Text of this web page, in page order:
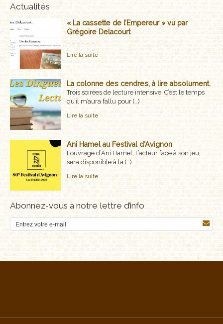
Actualités
« La cassette de l’Empereur » vu par
Grégoire Delacourt
Lire la suite
La colonne des cendres, à lire absolument.
Trois soirées de lecture intensive. C’est le temps
qu’il m’aura fallu pour (…)
Lire la suite
Ani Hamel au Festival d’Avignon
L’ouvrage d’Ani Hamel, L’acteur face à son jeu,
sera disponible à la (…)
Lire la suite
Abonnez-vous à notre lettre d’info